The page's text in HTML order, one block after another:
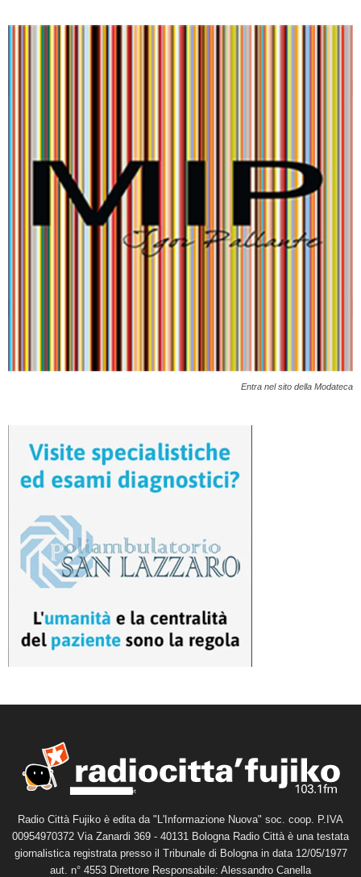
Entra nel sito della Modateca
Radio Città Fujiko è edita da "L'Informazione Nuova" soc. coop. P.IVA
00954970372 Via Zanardi 369 - 40131 Bologna Radio Città è una testata
giornalistica registrata presso il Tribunale di Bologna in data 12/05/1977
aut. n° 4553 Direttore Responsabile: Alessandro Canella